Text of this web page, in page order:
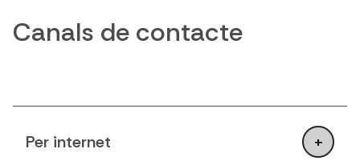
Canals de contacte
Per internet